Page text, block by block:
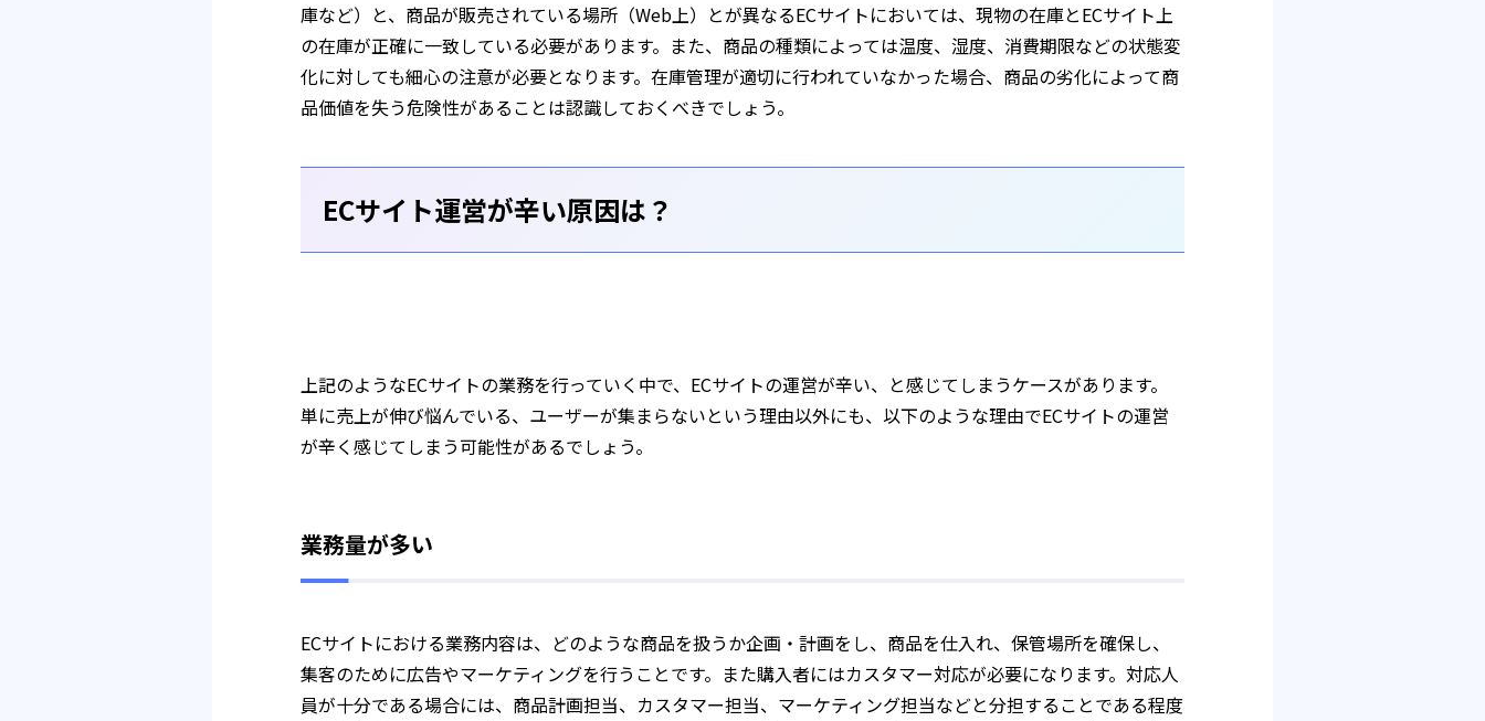
庫など）と、商品が販売されている場所（Web上）とが異なるECサイトにおいては、現物の在庫とECサイト上
の在庫が正確に一致している必要があります。また、商品の種類によっては温度、湿度、消費期限などの状態変
化に対しても細心の注意が必要となります。在庫管理が適切に行われていなかった場合、商品の劣化によって商
品価値を失う危険性があることは認識しておくべきでしょう。
ECサイト運営が辛い原因は？
上記のようなECサイトの業務を行っていく中で、ECサイトの運営が辛い、と感じてしまうケースがあります。
単に売上が伸び悩んでいる、ユーザーが集まらないという理由以外にも、以下のような理由でECサイトの運営
が辛く感じてしまう可能性があるでしょう。
業務量が多い
ECサイトにおける業務内容は、どのような商品を扱うか企画・計画をし、商品を仕入れ、保管場所を確保し、
集客のために広告やマーケティングを行うことです。また購入者にはカスタマー対応が必要になります。対応人
員が十分である場合には、商品計画担当、カスタマー担当、マーケティング担当などと分担することである程度